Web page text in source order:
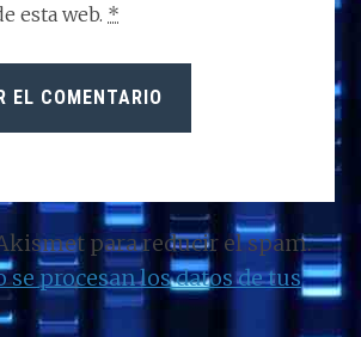
esta web. *
para reducir el spam.
se procesan los datos de tus